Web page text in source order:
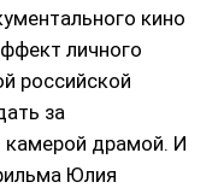
кино
личного
российской
за
драмой. И
Юлия